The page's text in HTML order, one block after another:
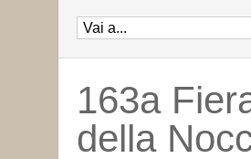
163a
della